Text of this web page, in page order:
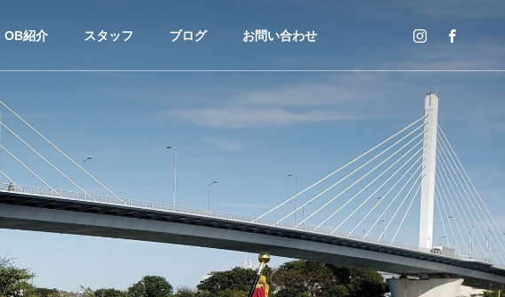
OB紹介 スタッフ ブログ お問い合わせ